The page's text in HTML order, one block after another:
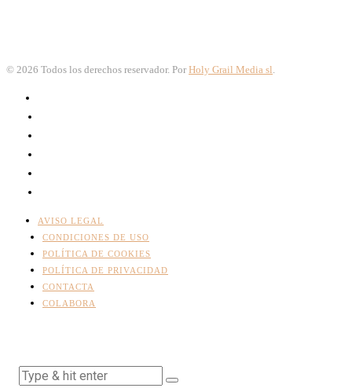
© 2026 Todos los derechos reservador. Por Holy Grail Media sl
AVISO LEGAL
CONDICIONES DE USO
POLÍTICA DE COOKIES
POLÍTICA DE PRIVACIDAD
CONTACTA
COLABORA